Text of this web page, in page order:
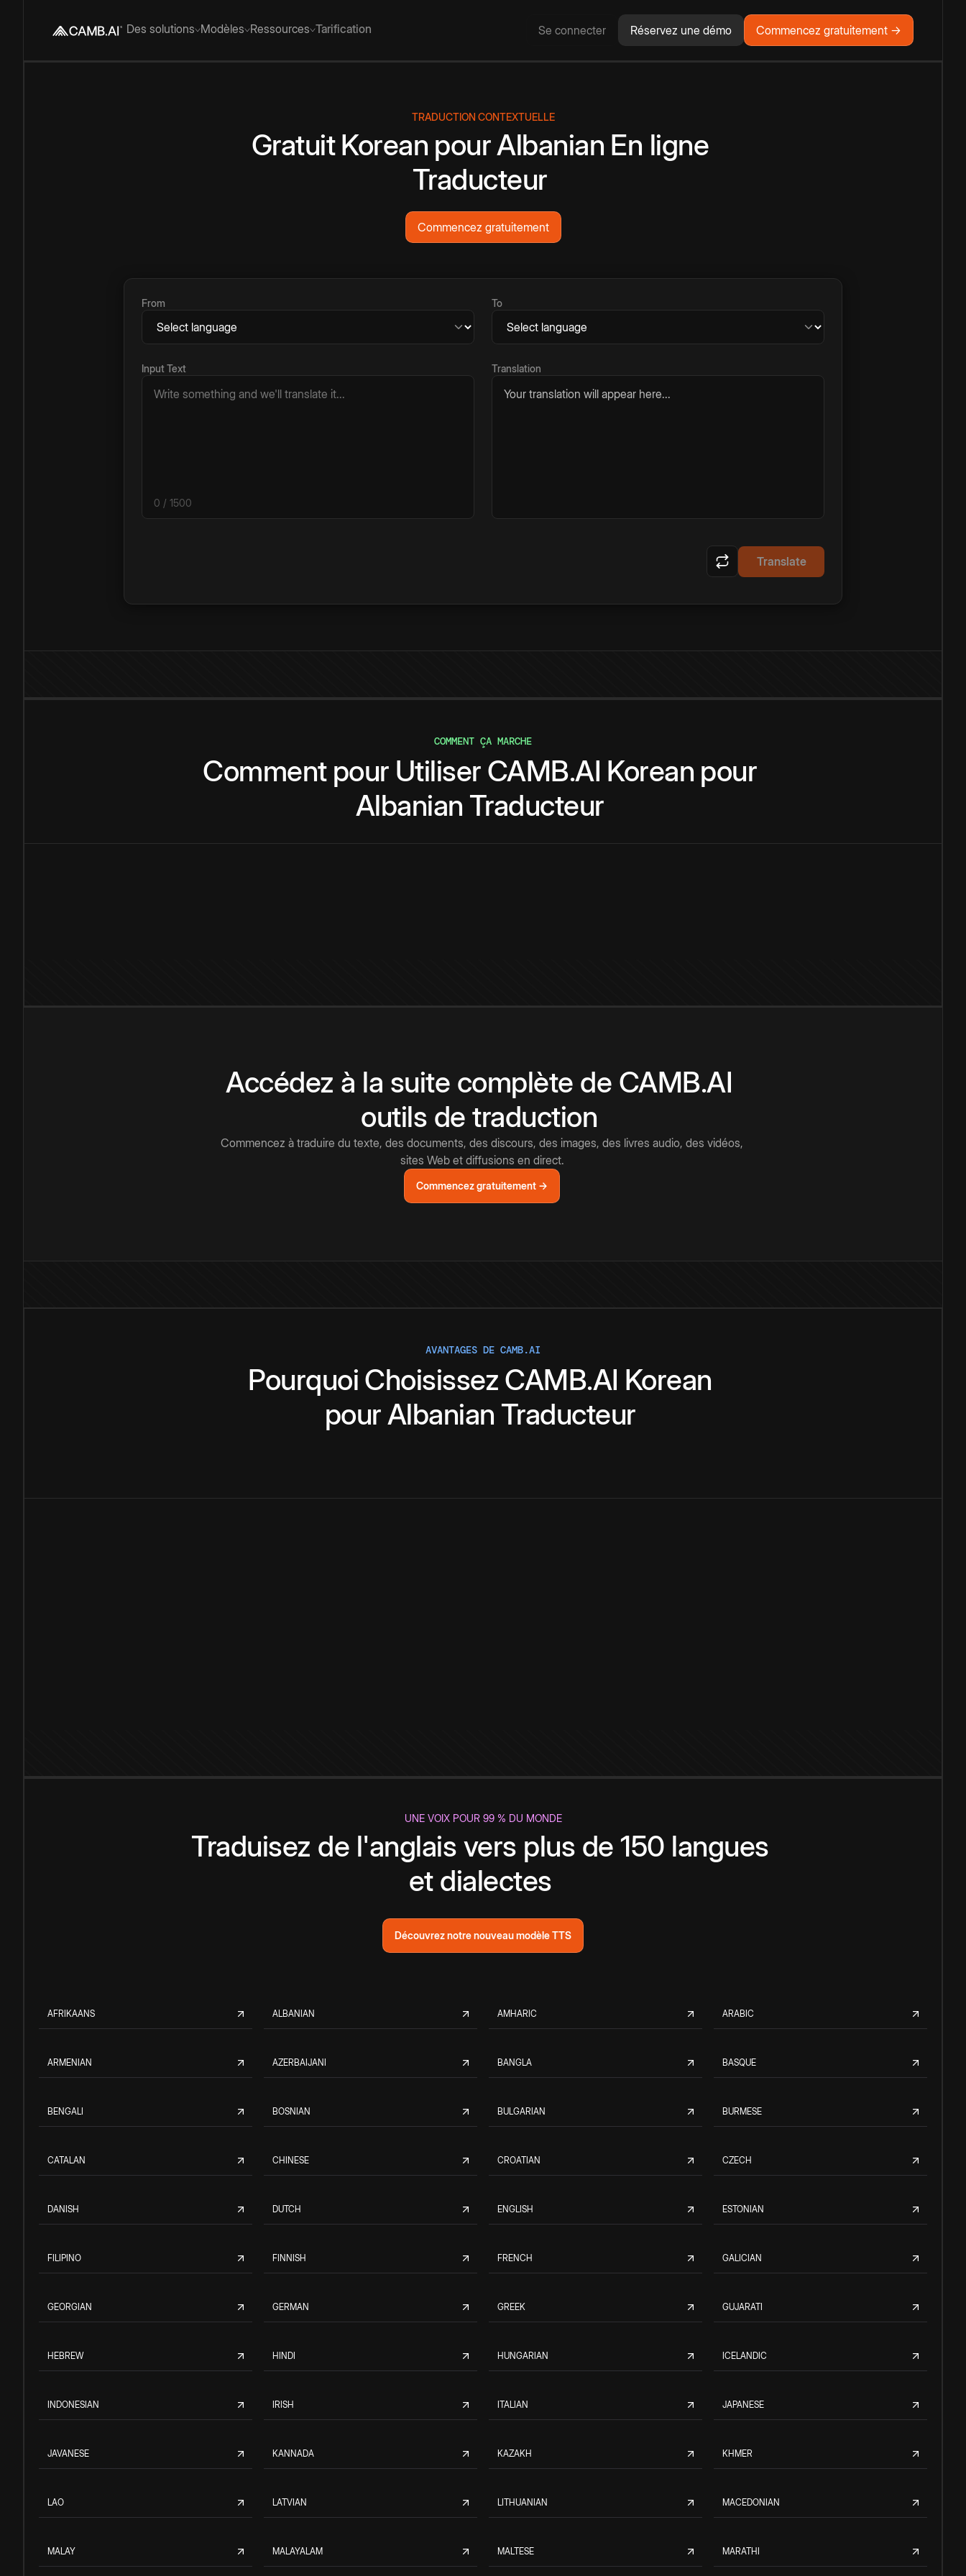
Des solutions Modèles Ressources Tarification Se connecter Réservez une démo Commencez gratuitement →
TRADUCTION CONTEXTUELLE
GratuitKorean pourAlbanian En ligne
Traducteur
Commencez gratuitement
From To
Input Text
0 / 1500
Translation
Your translation will appear here...
Translate
COMMENT ÇA MARCHE
Comment pour Utiliser CAMB.AI Korean pour
Albanian Traducteur
Accédez à la suite complète de CAMB.AI
outils de traduction
Commencez à traduire du texte, des documents, des discours, des images, des livres audio, des vidéos,
sites Web et diffusions en direct.
Commencez gratuitement →
AVANTAGES DE CAMB.AI
Pourquoi Choisissez CAMB.AI Korean
pourAlbanian Traducteur
UNE VOIX POUR 99 % DU MONDE
Traduisez de l'anglais vers plus de 150 langues
et dialectes
Découvrez notre nouveau modèle TTS
AFRIKAANS ALBANIAN AMHARIC ARABIC
ARMENIAN AZERBAIJANI BANGLA BASQUE
BENGALI BOSNIAN BULGARIAN BURMESE
CATALAN CHINESE CROATIAN CZECH
DANISH DUTCH ENGLISH ESTONIAN
FILIPINO FINNISH FRENCH GALICIAN
GEORGIAN GERMAN GREEK GUJARATI
HEBREW HINDI HUNGARIAN ICELANDIC
INDONESIAN IRISH ITALIAN JAPANESE
JAVANESE KANNADA KAZAKH KHMER
LAO LATVIAN LITHUANIAN MACEDONIAN
MALAY MALAYALAM MALTESE MARATHI